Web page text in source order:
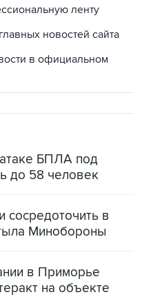
ленту
новостей сайта
в официальном
БПЛА под
до 58 человек
в
Минобороны
в Приморье
на объекте